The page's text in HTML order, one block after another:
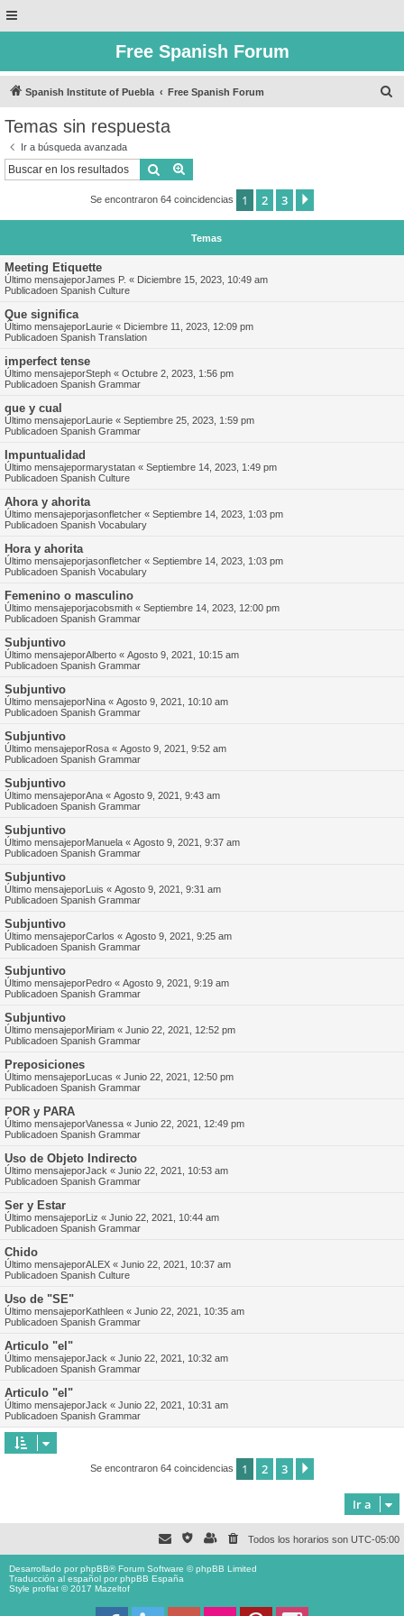
Free Spanish Forum
Spanish Institute of Puebla Free Spanish Forum
Temas sin respuesta
Ir a búsqueda avanzada
Buscar
Se encontraron 64 coincidencias 1 2 3
Temas
Meeting Etiquette
Último mensajeporJames P. « Diciembre 15, 2023, 10:49 am
Publicadoen Spanish Culture
Que significa
Último mensajeporLaurie « Diciembre 11, 2023, 12:09 pm
Publicadoen Spanish Translation
imperfect tense
Último mensajeporSteph « Octubre 2, 2023, 1:56 pm
Publicadoen Spanish Grammar
que y cual
Último mensajeporLaurie « Septiembre 25, 2023, 1:59 pm
Publicadoen Spanish Grammar
Impuntualidad
Último mensajepormarystatan « Septiembre 14, 2023, 1:49 pm
Publicadoen Spanish Culture
Ahora y ahorita
Último mensajeporjasonfletcher « Septiembre 14, 2023, 1:03 pm
Publicadoen Spanish Vocabulary
Hora y ahorita
Último mensajeporjasonfletcher « Septiembre 14, 2023, 1:03 pm
Publicadoen Spanish Vocabulary
Femenino o masculino
Último mensajeporjacobsmith « Septiembre 14, 2023, 12:00 pm
Publicadoen Spanish Grammar
Subjuntivo
Último mensajeporAlberto « Agosto 9, 2021, 10:15 am
Publicadoen Spanish Grammar
Subjuntivo
Último mensajeporNina « Agosto 9, 2021, 10:10 am
Publicadoen Spanish Grammar
Subjuntivo
Último mensajeporRosa « Agosto 9, 2021, 9:52 am
Publicadoen Spanish Grammar
Subjuntivo
Último mensajeporAna « Agosto 9, 2021, 9:43 am
Publicadoen Spanish Grammar
Subjuntivo
Último mensajeporManuela « Agosto 9, 2021, 9:37 am
Publicadoen Spanish Grammar
Subjuntivo
Último mensajeporLuis « Agosto 9, 2021, 9:31 am
Publicadoen Spanish Grammar
Subjuntivo
Último mensajeporCarlos « Agosto 9, 2021, 9:25 am
Publicadoen Spanish Grammar
Subjuntivo
Último mensajeporPedro « Agosto 9, 2021, 9:19 am
Publicadoen Spanish Grammar
Subjuntivo
Último mensajeporMiriam « Junio 22, 2021, 12:52 pm
Publicadoen Spanish Grammar
Preposiciones
Último mensajeporLucas « Junio 22, 2021, 12:50 pm
Publicadoen Spanish Grammar
POR y PARA
Último mensajeporVanessa « Junio 22, 2021, 12:49 pm
Publicadoen Spanish Grammar
Uso de Objeto Indirecto
Último mensajeporJack « Junio 22, 2021, 10:53 am
Publicadoen Spanish Grammar
Ser y Estar
Último mensajeporLiz « Junio 22, 2021, 10:44 am
Publicadoen Spanish Grammar
Chido
Último mensajeporALEX « Junio 22, 2021, 10:37 am
Publicadoen Spanish Culture
Uso de "SE"
Último mensajeporKathleen « Junio 22, 2021, 10:35 am
Publicadoen Spanish Grammar
Articulo "el"
Último mensajeporJack « Junio 22, 2021, 10:32 am
Publicadoen Spanish Grammar
Articulo "el"
Último mensajeporJack « Junio 22, 2021, 10:31 am
Publicadoen Spanish Grammar
Se encontraron 64 coincidencias 1 2 3
Ir a
Todos los horarios son UTC-05:00
Desarrollado porphpBB® Forum Software © phpBB Limited
Traducción al español porphpBB España
Style proflat © 2017 Mazeltof